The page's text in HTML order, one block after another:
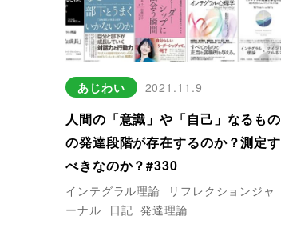
あじわい 2021.11.9
人間の「意識」や「自己」なるもの
の発達段階が存在するのか？測定す
べきなのか？#330
インテグラル理論
リフレクションジャ
ーナル
日記 発達理論